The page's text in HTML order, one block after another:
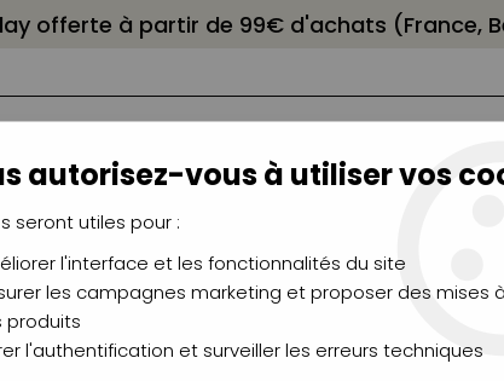
offerte à partir de 99€ d'achats (France,
CHÂSSIS
CHEVALETS
AÉROGRAPHIE
MODÉLISME
>Strass et Dots> DEMI PERLES AUTOCOLLANTES NACREES
autorisez-vous à utiliser vos
seront utiles pour :
l'interface et les fonctionnalités du site
les campagnes marketing et proposer des mises
produits
l'authentification et surveiller les erreurs techniques